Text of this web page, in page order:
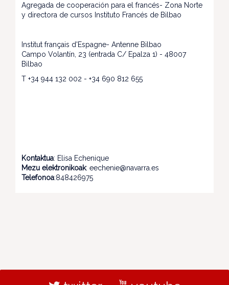
Agregada de cooperación para el francés- Zona Norte
y directora de cursos Instituto Francés de Bilbao
Institut français d'Espagne- Antenne Bilbao
Campo Volantín, 23 (entrada C/ Epalza 1) - 48007
Bilbao
T +34 944 132 002 - +34 690 812 655
Kontaktua: Elisa Echenique
Mezu elektronikoak: eechenie@navarra.es
Telefonoa:848426975